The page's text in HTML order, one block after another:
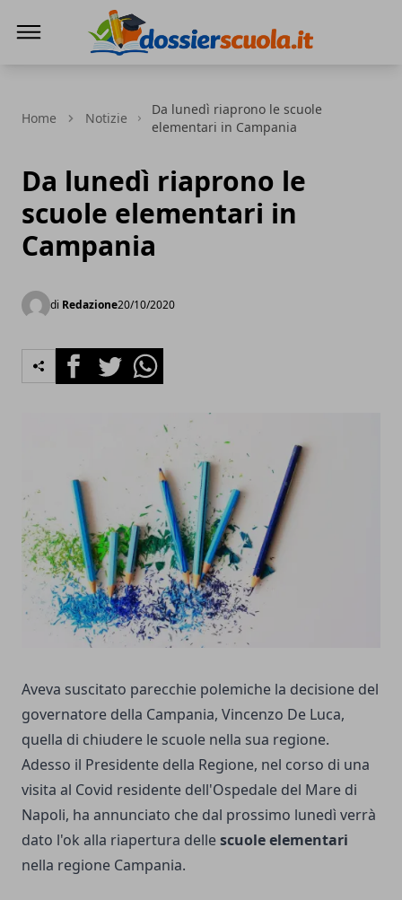
Home Notizie
Da lunedì riaprono le scuole
elementari in Campania
Da lunedì riaprono le
scuole elementari in
Campania
di Redazione20/10/2020
FacebookTwitterWhatsapp
Aveva suscitato parecchie polemiche la decisione del
governatore della Campania, Vincenzo De Luca,
quella di chiudere le scuole nella sua regione.
Adesso il Presidente della Regione, nel corso di una
visita al Covid residente dell'Ospedale del Mare di
Napoli, ha annunciato che dal prossimo lunedì verrà
dato l'ok alla riapertura dellescuole elementari
nella regione Campania.